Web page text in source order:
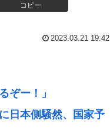
コピー
2023.03.21 19:42
ぞー！」
日本側騒然、国家予